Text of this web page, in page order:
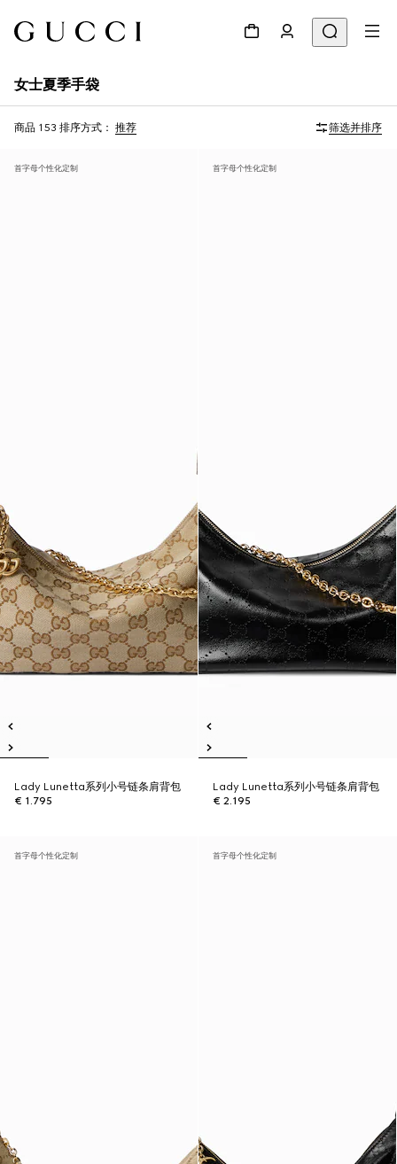
女士夏季手袋
商品 153 排序方式： 推荐 筛选并排序
首字母个性化定制
Lady Lunetta系列小号链条肩背包
€ 1.795
首字母个性化定制
Lady Lunetta系列小号链条肩背包
€ 2.195
首字母个性化定制 首字母个性化定制